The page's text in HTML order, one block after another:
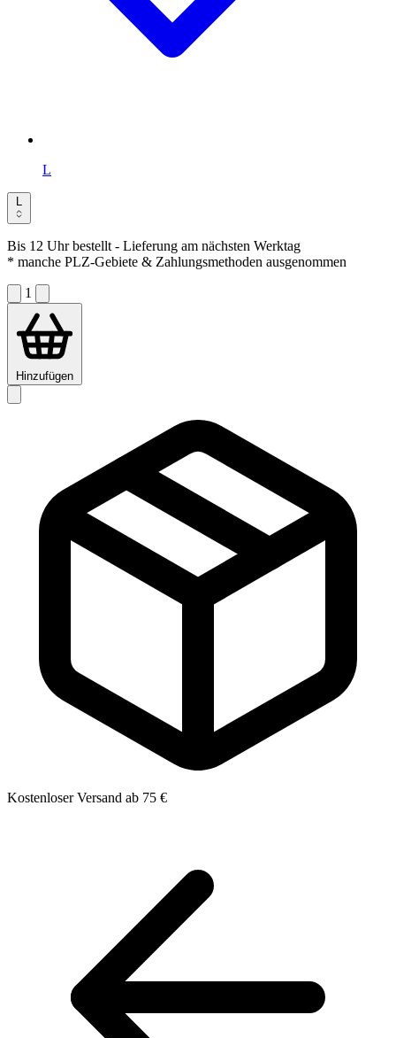
L
L
Bis 12 Uhr bestellt- Lieferung am nächsten Werktag
* manche PLZ-Gebiete & Zahlungsmethoden ausgenommen
1
Hinzufügen
Kostenloser Versand ab 75 €